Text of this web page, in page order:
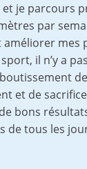
et je parcours
par
mes
il n’y a
et de
bons
de tous les